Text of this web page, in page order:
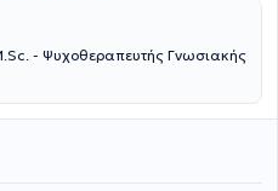
ως αναπληρώτρια
τις αρχές του
του γραφείου συνεργάτες
(CBT).
- Ψυχοθεραπευτής Γνωσιακής